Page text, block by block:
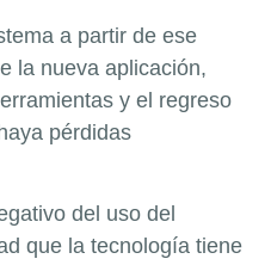
a partir de ese
la nueva aplicación,
y el regreso
pérdidas
del uso del
que la tecnología tiene